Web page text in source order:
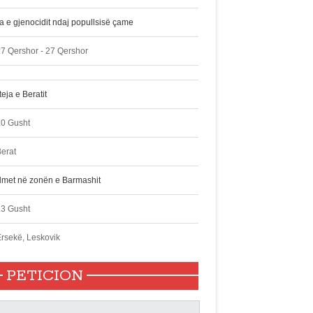
e gjenocidit ndaj popullsisë çame
Qershor - 27 Qershor
e Beratit
Gusht
në zonën e Barmashit
Gusht
Leskovik
PETICION